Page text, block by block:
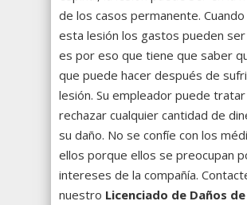
de los casos permanente.
esta lesión los gastos pueden
es por eso que tiene que saber
que puede hacer después de
lesión. Su empleador puede
rechazar cualquier cantidad de
su daño. No se confíe con los
ellos porque ellos se preocupan
intereses de la compañía.
nuestro Licenciado de Daños